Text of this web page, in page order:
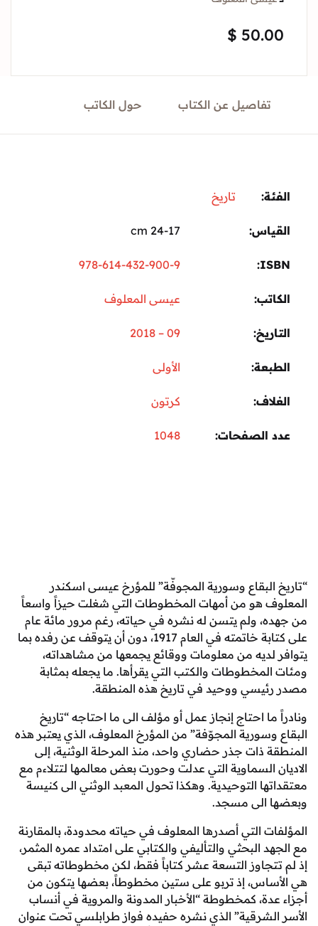
Create Account
$
تفاصيل عن الكتاب حول الكاتب
تاريخ
978-614-432-900-9
عيسى المعلوف
الصفحات 1048
وسورية المجوفّة” للمؤرخ عيسى اسكندر
هو من أمهات المخطوطات التي شغلت حيزاً واسعاً
ولم يتسن له نشره في حياته، رغم مرور مائة عام
على كتابة خاتمته في العام 1917، دون أن يتوقف عن رفده بما
من معلومات ووقائع يجمعها من مشاهداته،
والكتب التي يقرأها. ما يجعله بمثابة
ووحيد في تاريخ هذه المنطقة.
احتاج إنجاز عمل أو مؤلف الى ما احتاجه “تاريخ
المجوّفة” من المؤرخ المعلوف، الذي يعتبر هذه
ذات جذر حضاري واحد، منذ المرحلة الوثنية، إلى
السماوية التي عدلت وحورت بعض معالمها لتتلاءم مع
التوحيدية. وهكذا تحول المعبد الوثني الى كنيسة
الى مسجد.
التي أصدرها المعلوف في حياته محدودة، بالمقارنة
البحثي والتأليفي والكتابي على امتداد عمره المثمر،
التسعة عشر كتاباً فقط، لكن مخطوطاته تبقى
إذ تربو على ستين مخطوطاً، بعضها يتكون من
كمخطوطة “الأخبار المدونة والمروية في أنساب
الذي نشره حفيده فواز طرابلسي تحت عنوان